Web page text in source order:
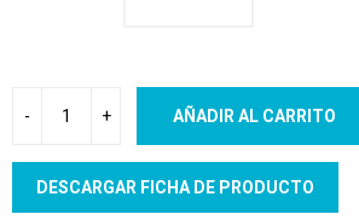
AÑADIR AL CARRITO
DESCARGAR FICHA DE PRODUCTO